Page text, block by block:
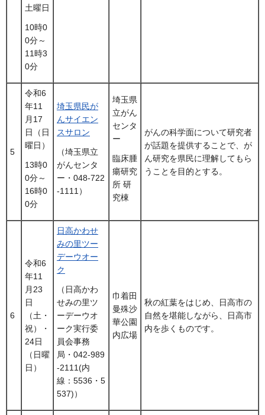
土曜日
10時0
0分～
11時3
0分
5
令和6
年11
月17
日（日
曜日）
13時0
0分～
16時0
0分
埼玉県民が
んサイエン
スサロン
（埼玉県立
がんセンタ
ー・048-722
-1111）
埼玉県
立がん
センタ
ー
臨床腫
瘍研究
所 研
究棟
がんの科学面について研究者
が話題を提供することで、が
ん研究を県民に理解してもら
うことを目的とする。
6
令和6
年11
月23
日
（土・
祝）・
24日
（日曜
日）
日高かわせ
みの里ツー
デーウオー
ク
（日高かわ
せみの里ツ
ーデーウオ
ーク実行委
員会事務
局・042-989
-2111(内
線：5536・5
537)）
巾着田
曼殊沙
華公園
内広場
秋の紅葉をはじめ、日高市の
自然を堪能しながら、日高市
内を歩くものです。